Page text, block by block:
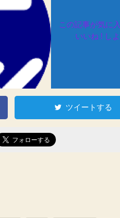
この記事が気に
いいね ! しよ
ツイートする